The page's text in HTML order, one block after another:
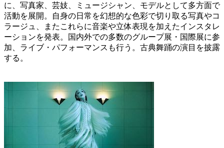
に、写真家、芸妓、ミュージシャン、モデルとして多方面で
活動を展開。自身の日常を幻想的な色彩で切り取る写真やコ
ラージュ、またこれらに音楽や立体表現を加えたインスタレ
ーションを発表。国内外での多数のグループ展・国際展に参
加、ライブ・パフォーマンスも行う。古典舞踊の演目を披露
する。